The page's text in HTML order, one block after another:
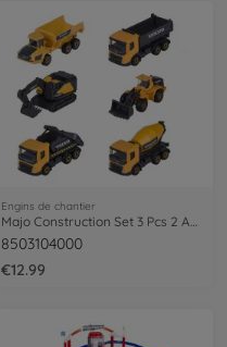
Engins de chantier
8503104000
€12.99